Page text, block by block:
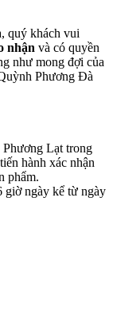
quý khách vui
nhận và có quyền
như mong đợi của
Phương Đà
Lạt trong
hành xác nhận
phẩm.
giờ ngày kể từ ngày